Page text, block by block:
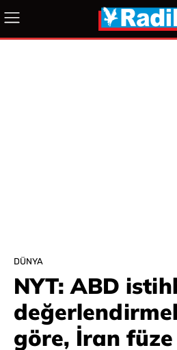
DÜNYA
NYT: ABD
göre, İran füze